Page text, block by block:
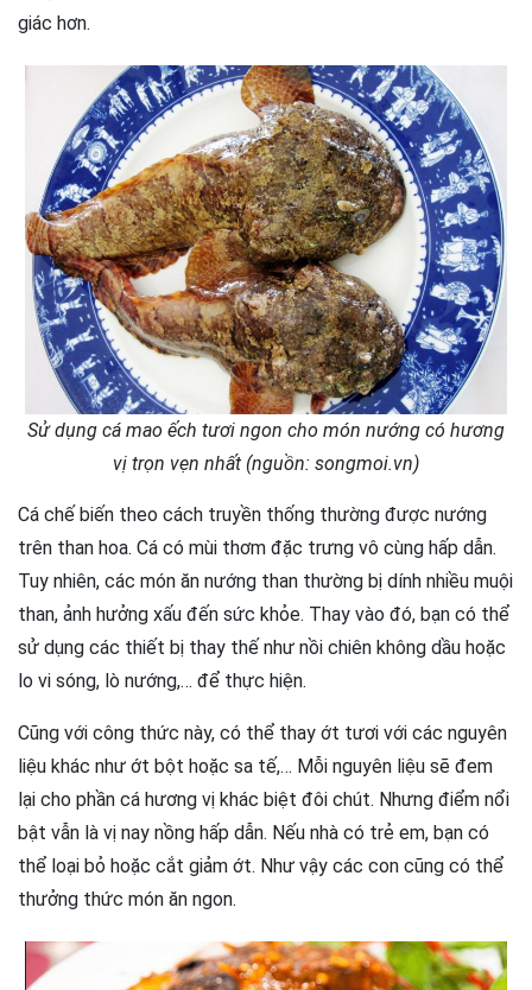
giác hơn.
Sử dụng cá mao ếch tươi ngon cho món nướng có hương
vị trọn vẹn nhất (nguồn: songmoi.vn)
Cá chế biến theo cách truyền thống thường được nướng
trên than hoa. Cá có mùi thơm đặc trưng vô cùng hấp dẫn.
Tuy nhiên, các món ăn nướng than thường bị dính nhiều muội
than, ảnh hưởng xấu đến sức khỏe. Thay vào đó, bạn có thể
sử dụng các thiết bị thay thế như nồi chiên không dầu hoặc
lo vi sóng, lò nướng,… để thực hiện.
Cũng với công thức này, có thể thay ớt tươi với các nguyên
liệu khác như ớt bột hoặc sa tế,… Mỗi nguyên liệu sẽ đem
lại cho phần cá hương vị khác biệt đôi chút. Nhưng điểm nổi
bật vẫn là vị nay nồng hấp dẫn. Nếu nhà có trẻ em, bạn có
thể loại bỏ hoặc cắt giảm ớt. Như vậy các con cũng có thể
thưởng thức món ăn ngon.